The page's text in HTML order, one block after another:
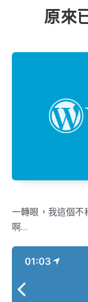
原來
一轉眼，我這個
啊…